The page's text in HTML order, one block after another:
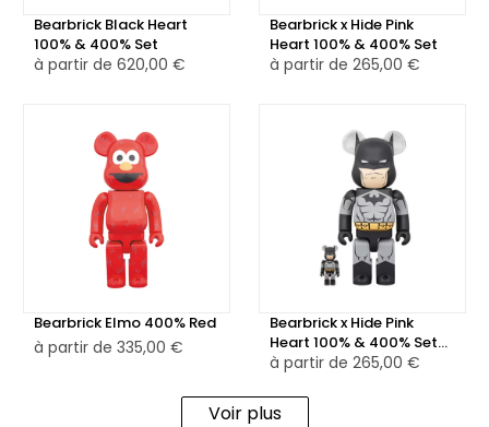
Bearbrick Black Heart
100% & 400% Set
à partir de 620,00 €
Bearbrick x Hide Pink
Heart 100% & 400% Set
à partir de 265,00 €
Bearbrick Elmo 400% Red
à partir de 335,00 €
Bearbrick x Hide Pink
Heart 100% & 400% Set
Black
à partir de 265,00 €
Voir plus